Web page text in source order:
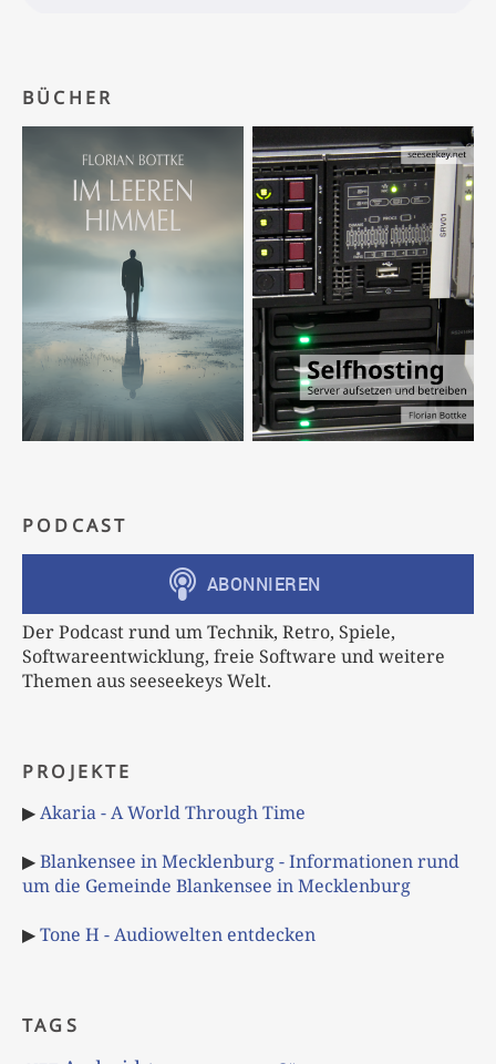
BÜCHER
PODCAST
Der Podcast rund um Technik, Retro, Spiele,
Softwareentwicklung, freie Software und weitere
Themen aus seeseekeys Welt.
PROJEKTE
▶Akaria - A World Through Time
▶Blankensee in Mecklenburg - Informationen rund
um die Gemeinde Blankensee in Mecklenburg
▶Tone H - Audiowelten entdecken
TAGS